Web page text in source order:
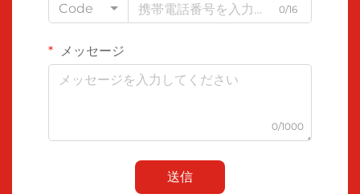
Code
0/16
メッセージ
0/1000
送信